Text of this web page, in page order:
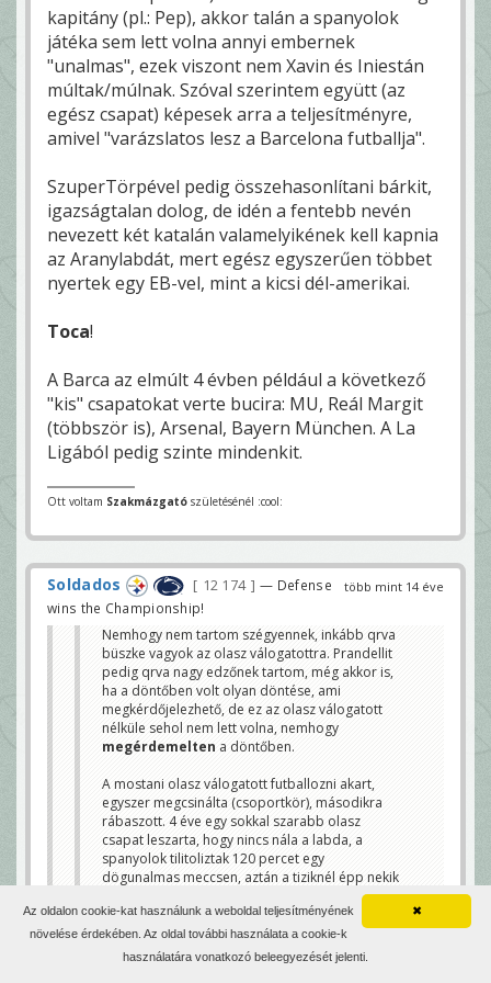
kapitány (pl.: Pep), akkor talán a spanyolok
játéka sem lett volna annyi embernek
"unalmas", ezek viszont nem Xavin és Iniestán
múltak/múlnak. Szóval szerintem együtt (az
egész csapat) képesek arra a teljesítményre,
amivel "varázslatos lesz a Barcelona futballja".
SzuperTörpével pedig összehasonlítani bárkit,
igazságtalan dolog, de idén a fentebb nevén
nevezett két katalán valamelyikének kell kapnia
az Aranylabdát, mert egész egyszerűen többet
nyertek egy EB-vel, mint a kicsi dél-amerikai.
Toca!
A Barca az elmúlt 4 évben például a következő
"kis" csapatokat verte bucira: MU, Reál Margit
(többször is), Arsenal, Bayern München. A La
Ligából pedig szinte mindenkit.
Ott voltam Szakmázgató születésénél :cool:
több mint 14 éve
Soldados 12 174
— Defense
wins the Championship!
Nemhogy nem tartom szégyennek, inkább qrva
büszke vagyok az olasz válogatottra. Prandellit
pedig qrva nagy edzőnek tartom, még akkor is,
ha a döntőben volt olyan döntése, ami
megkérdőjelezhető, de ez az olasz válogatott
nélküle sehol nem lett volna, nemhogy
megérdemelten a döntőben.
A mostani olasz válogatott futballozni akart,
egyszer megcsinálta (csoportkör), másodikra
rábaszott. 4 éve egy sokkal szarabb olasz
csapat leszarta, hogy nincs nála a labda, a
spanyolok tilitoliztak 120 percet egy
dögunalmas meccsen, aztán a tiziknél épp nekik
volt mákjuk. Én mégis erre az olasz csapatra
vagyok büszke, nem arra, amelyik 4 éve 0-0-t
játszott velük. De ez a spanyol futball nem
olyan, amit egy semleges szurkoló szeret nézni.
✖
Az oldalon cookie-kat használunk a weboldal teljesítményének
növelése érdekében. Az oldal további használata a cookie-k
használatára vonatkozó beleegyezését jelenti.